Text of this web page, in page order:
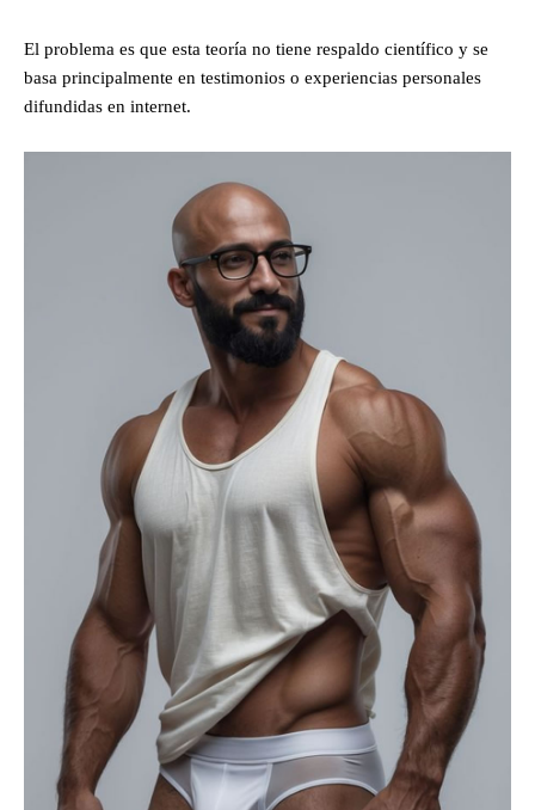
El problema es que esta teoría no tiene respaldo científico y se
basa principalmente en testimonios o experiencias personales
difundidas en internet.